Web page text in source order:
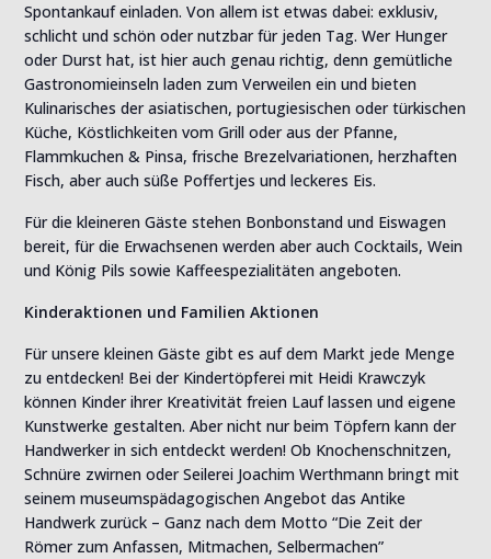
Spontankauf einladen. Von allem ist etwas dabei: exklusiv,
schlicht und schön oder nutzbar für jeden Tag. Wer Hunger
oder Durst hat, ist hier auch genau richtig, denn gemütliche
Gastronomieinseln laden zum Verweilen ein und bieten
Kulinarisches der asiatischen, portugiesischen oder türkischen
Küche, Köstlichkeiten vom Grill oder aus der Pfanne,
Flammkuchen & Pinsa, frische Brezelvariationen, herzhaften
Fisch, aber auch süße Poffertjes und leckeres Eis.
Für die kleineren Gäste stehen Bonbonstand und Eiswagen
bereit, für die Erwachsenen werden aber auch Cocktails, Wein
und König Pils sowie Kaffeespezialitäten angeboten.
Kinderaktionen und Familien Aktionen
Für unsere kleinen Gäste gibt es auf dem Markt jede Menge
zu entdecken! Bei der Kindertöpferei mit Heidi Krawczyk
können Kinder ihrer Kreativität freien Lauf lassen und eigene
Kunstwerke gestalten. Aber nicht nur beim Töpfern kann der
Handwerker in sich entdeckt werden! Ob Knochenschnitzen,
Schnüre zwirnen oder Seilerei Joachim Werthmann bringt mit
seinem museumspädagogischen Angebot das Antike
Handwerk zurück – Ganz nach dem Motto “Die Zeit der
Römer zum Anfassen, Mitmachen, Selbermachen”